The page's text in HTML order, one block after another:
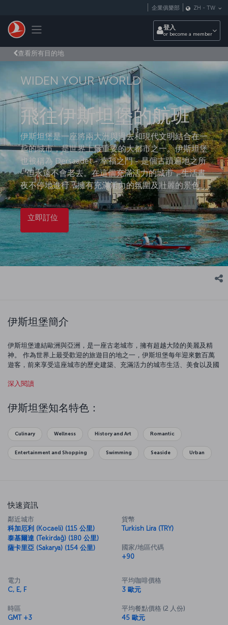
Toggle navigation
企業俱樂部 ZH - TW
登入
or become a member
查看所有目的地
WIDEN YOUR WORLD
飛往伊斯坦堡的航班
伊斯坦堡是一座將兩大洲與過去和現代文明結合在一
起的城市，是世界上最重要的大都市之一。伊斯坦堡
也被稱為 Dersaadet - 幸福之門 - 是個古蹟遍地之所
- 但永遠不會老去。在這個充滿活力的城市，生活晝
夜不停地進行，擁有充滿活力的氛圍及壯麗的景色。
立即訂位
伊斯坦堡簡介
伊斯坦堡連結歐洲與亞洲，是一座古老城市，擁有超越大陸的美麗及精
神。 作為世界上最受歡迎的旅遊目的地之一，伊斯坦堡每年迎來數百萬
遊客，前來享受這座城市的歷史建築、充滿活力的城市生活、美食以及國
時間的限制。 伊斯坦堡有許多值得參觀的歷史古蹟，其中包括具有數千
蘇萊曼清真寺是米馬爾希南的傑作；以及世界上最古老、最大的市場之一
大巴扎。 在 Beyoğlu、Nişantaşı、Kadıköy 與 Karaköy 等街區探索伊斯
從栗子到玉米，應有盡有，並在精緻的米其林星級餐廳探索新菜餚。 在
介紹了這座獨一無二城市的景點與活動 - 查看內容並預訂飛往伊斯坦堡的
的伊斯提卡爾街與輝煌的多爾瑪巴赫切宮是奧斯曼帝國現代化的象徵，神
奇的博斯普魯斯海峽、神秘的地下宮殿，還有令人心曠神怡的埃米爾根公
園，以及隔著博斯普魯斯海峽相望的魯梅利與安那托利亞堡。 不勝枚
舉……巴拉特歷史悠久的街道、庫茲岡庫克舒適的氛圍、博斯普魯斯海峽
島上的處女塔，以及卡德柯伊充滿活力的夜生活，提供了各式各樣的選
項，滿足不同的期望。 所有這些地方以及更多景點可以讓您充分體驗伊
斯坦堡的精神，這一切都在世界的中心等著您。
若想體驗全新的故事，請立即預訂飛往伊斯坦堡的航班。
Turkish Airlines 總部位於世界中心伊斯坦堡，提供從伊斯坦堡飛往土耳
斯坦堡的航班與票價，您需要的所有資訊都在這裡。
深入閱讀
伊斯坦堡知名特色：
Culinary Wellness History and Art Romantic
Entertainment and Shopping Swimming Seaside Urban
快速資訊
鄰近城市
科加厄利 (Kocaeli) (115 公里)
泰基爾達 (Tekirdağ) (180 公里)
薩卡里亞 (Sakarya) (154 公里)
貨幣
Turkish Lira (TRY)
國家/地區代碼
+90
電力
C, E, F
時區
GMT +3
平均咖啡價格
3 歐元
平均餐點價格 (2 人份)
45 歐元